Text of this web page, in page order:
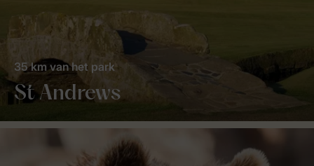
St Andrews
35 km van het park